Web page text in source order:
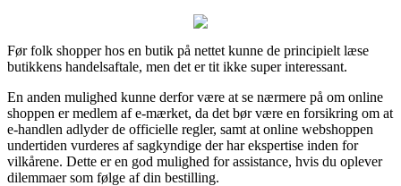
Før folk shopper hos en butik på nettet kunne de principielt læse
butikkens handelsaftale, men det er tit ikke super interessant.
En anden mulighed kunne derfor være at se nærmere på om online
shoppen er medlem af e-mærket, da det bør være en forsikring om at
e-handlen adlyder de officielle regler, samt at online webshoppen
undertiden vurderes af sagkyndige der har ekspertise inden for
vilkårene. Dette er en god mulighed for assistance, hvis du oplever
dilemmaer som følge af din bestilling.